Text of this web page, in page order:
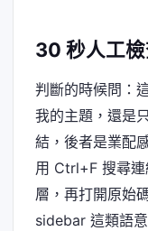
30 秒人工
判斷的時候問：
我的主題，還是
結，後者是業配
用 Ctrl+F 搜尋
層，再打開原始
sidebar 這類語